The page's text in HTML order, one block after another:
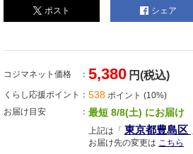
ポスト シェア
コジマネット価格 5,380 円(税込)
くらし応援ポイント 538 ポイント (10%)
お届け目安
最短 8/8(土) にお届け
上記は「 東京都豊島区
お届け先の変更は こちら